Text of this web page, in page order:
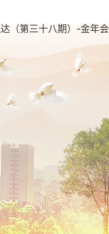
（第三十八期）-金年会